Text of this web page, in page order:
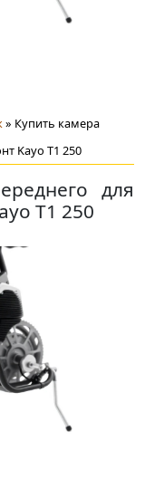
» Купить камера
Kayo T1 250
для
T1 250